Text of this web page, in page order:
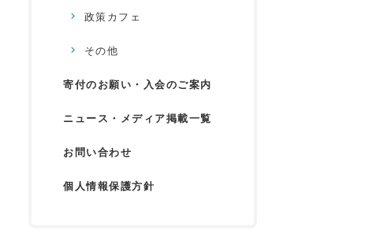
政策カフェ
その他
寄付のお願い・入会のご案内
ニュース・メディア掲載一覧
お問い合わせ
個人情報保護方針